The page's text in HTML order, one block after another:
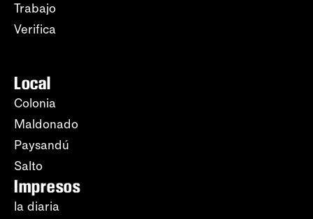
Trabajo
Verifica
Local
Colonia
Maldonado
Paysandú
Salto
Impresos
la diaria